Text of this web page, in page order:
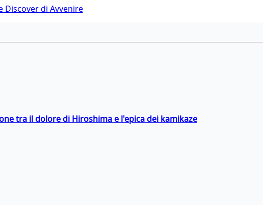
Discover di Avvenire
tra il dolore di Hiroshima e l'epica dei kamikaze